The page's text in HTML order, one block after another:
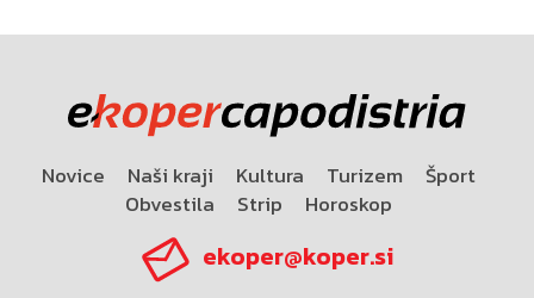
Novice Naši kraji Kultura Turizem
Šport
Obvestila
Strip Horoskop
ekoper@koper.si